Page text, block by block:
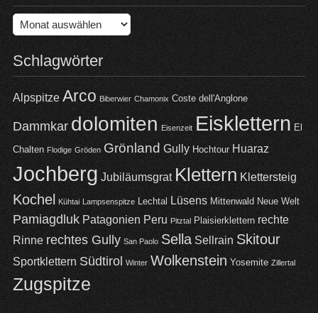
Archiv
Schlagwörter
Alpspitze Arco Biberwier Chamonix Coste dell'Anglone
Dammkar dolomiten Eisenzeit Eisklettern El
Chalten Flodige Gröden Grönland Gully Hochtour Huaraz
Jochberg Jubiläumsgrat Klettern Klettersteig
Kochel Kühtai Lampsenspitze Lechtal Lüsens Mittenwald Neue Welt
Pamiagdluk Patagonien Peru Pitztal Plaisierklettern rechte
Rinne rechtes Gully San Paolo Sella Sellrain Skitour
Sportklettern Südtirol Winter Wolkenstein Yosemite Zillertal
Zugspitze